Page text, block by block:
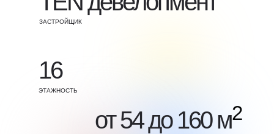
ЗАСТРОЙЩИК
16
ЭТАЖНОСТЬ
от 54 до 160 м2